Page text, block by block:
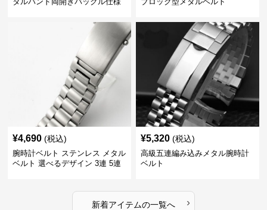
¥4,690 (税込)
腕時計ベルト ステンレス メタル
ベルト 選べるデザイン 3連 5連
¥5,320 (税込)
高級五連編み込みメタル腕時計
ベルト
新着アイテムの一覧へ ›